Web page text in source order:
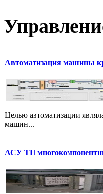
Автоматизация машины
Целью автоматизации
машин...
АСУ ТП